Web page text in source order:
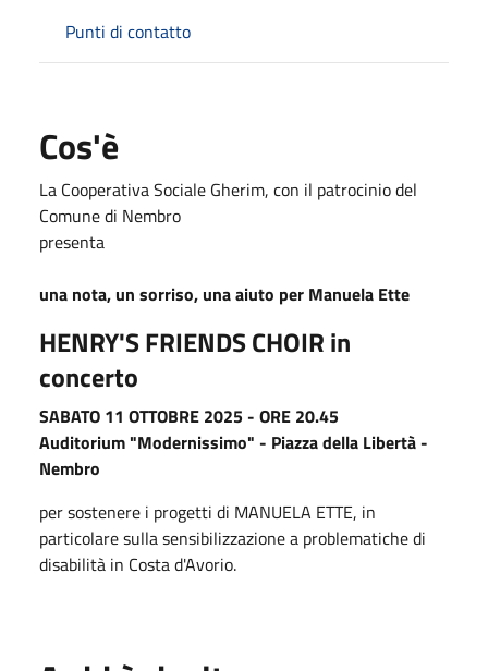
Punti di contatto
Cos'è
La Cooperativa Sociale Gherim, con il patrocinio del
Comune di Nembro
presenta
una nota, un sorriso, una aiuto per Manuela Ette
HENRY'S FRIENDS CHOIR in
concerto
SABATO 11 OTTOBRE 2025 - ORE 20.45
Auditorium "Modernissimo" - Piazza della Libertà -
Nembro
per sostenere i progetti di MANUELA ETTE, in
particolare sulla sensibilizzazione a problematiche di
disabilità in Costa d'Avorio.